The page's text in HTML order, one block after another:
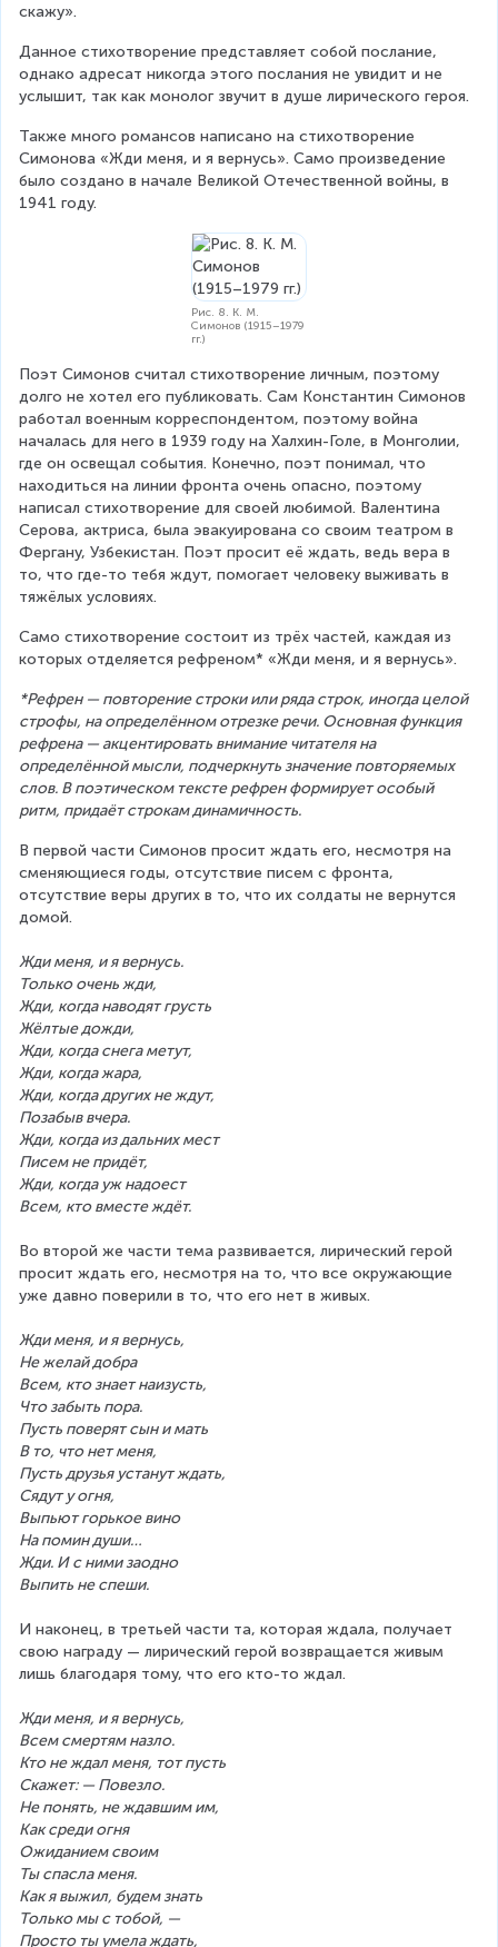
скажу».
Данное стихотворение представляет собой послание,
однако адресат никогда этого послания не увидит и не
услышит, так как монолог звучит в душе лирического героя.
Также много романсов написано на стихотворение
Симонова «Жди меня, и я вернусь». Само произведение
было создано в начале Великой Отечественной войны, в
1941 году.
Рис. 8. К. М.
Симонов (1915–1979
гг.)
Поэт Симонов считал стихотворение личным, поэтому
долго не хотел его публиковать. Сам Константин Симонов
работал военным корреспондентом, поэтому война
началась для него в 1939 году на Халхин-Голе, в Монголии,
где он освещал события. Конечно, поэт понимал, что
находиться на линии фронта очень опасно, поэтому
написал стихотворение для своей любимой. Валентина
Серова, актриса, была эвакуирована со своим театром в
Фергану, Узбекистан. Поэт просит её ждать, ведь вера в
то, что где-то тебя ждут, помогает человеку выживать в
тяжёлых условиях.
Само стихотворение состоит из трёх частей, каждая из
которых отделяется рефреном* «Жди меня, и я вернусь».
*Рефрен — повторение строки или ряда строк, иногда целой
строфы, на определённом отрезке речи. Основная функция
рефрена — акцентировать внимание читателя на
определённой мысли, подчеркнуть значение повторяемых
слов. В поэтическом тексте рефрен формирует особый
ритм, придаёт строкам динамичность.
В первой части Симонов просит ждать его, несмотря на
сменяющиеся годы, отсутствие писем с фронта,
отсутствие веры других в то, что их солдаты не вернутся
домой.
Жди меня, и я вернусь.
Только очень жди,
Жди, когда наводят грусть
Жёлтые дожди,
Жди, когда снега метут,
Жди, когда жара,
Жди, когда других не ждут,
Позабыв вчера.
Жди, когда из дальних мест
Писем не придёт,
Жди, когда уж надоест
Всем, кто вместе ждёт.
Во второй же части тема развивается, лирический герой
просит ждать его, несмотря на то, что все окружающие
уже давно поверили в то, что его нет в живых.
Жди меня, и я вернусь,
Не желай добра
Всем, кто знает наизусть,
Что забыть пора.
Пусть поверят сын и мать
В то, что нет меня,
Пусть друзья устанут ждать,
Сядут у огня,
Выпьют горькое вино
На помин души…
Жди. И с ними заодно
Выпить не спеши.
И наконец, в третьей части та, которая ждала, получает
свою награду — лирический герой возвращается живым
лишь благодаря тому, что его кто-то ждал.
Жди меня, и я вернусь,
Всем смертям назло.
Кто не ждал меня, тот пусть
Скажет: — Повезло.
Не понять, не ждавшим им,
Как среди огня
Ожиданием своим
Ты спасла меня.
Как я выжил, будем знать
Только мы с тобой, —
Просто ты умела ждать,